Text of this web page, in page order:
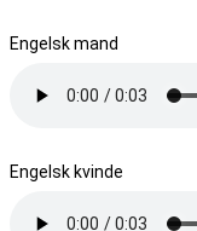
Engelsk mand
Engelsk kvinde